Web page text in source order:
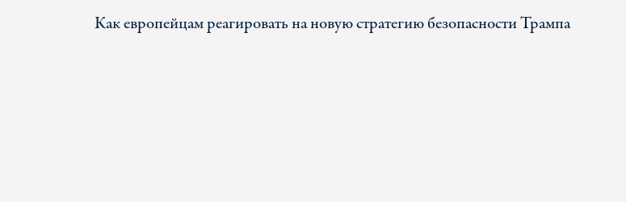
Как европейцам реагировать на новую стратегию безопасности Трампа